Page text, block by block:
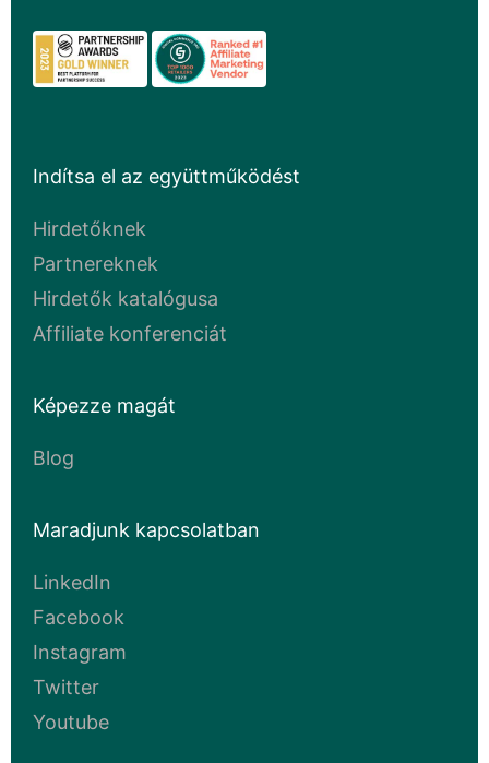
Indítsa el az együttműködést
Hirdetőknek
Partnereknek
Hirdetők katalógusa
Affiliate konferenciát
Képezze magát
Blog
Maradjunk kapcsolatban
LinkedIn
Facebook
Instagram
Twitter
Youtube